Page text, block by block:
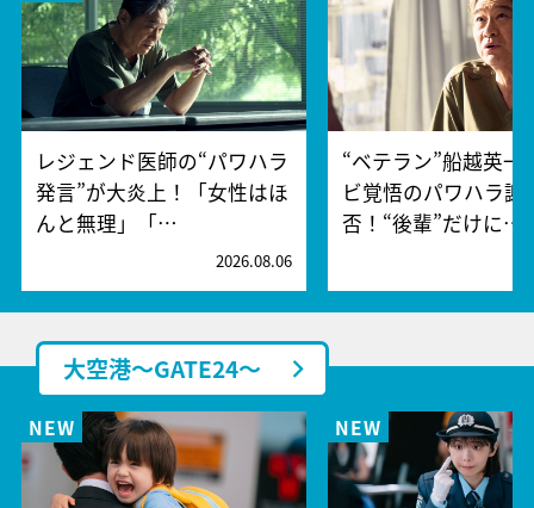
レジェンド医師の“パワハラ
発言”が大炎上！「女性はほ
んと無理」「…
2026.08.06
“ベテラン”船越英一
ビ覚悟のパワハラ謝
否！“後輩”だけに…
大空港～GATE24～